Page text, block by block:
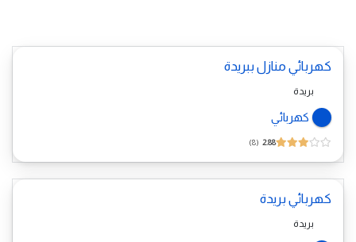
كهربائي منازل ببريدة
بريدة
كهربائي
2.88
8
كهربائي بريدة
بريدة